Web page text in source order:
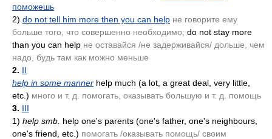
поможешь
2) do not tell him more then you can help не говорите ему
больше того, что совершенно необходимо; do not stay more
than you can help не оставайся /не задерживайся/ дольше, чем
надо, будь там как можно меньше
2. II
help in some manner help much (a lot, a great deal, very little,
etc.) много и т. д. помогать, оказывать большую и т. д. помощь
3. III
1) help smb. help one's parents (one's father, one's neighbours,
one's friend, etc.) помогать /оказывать помощь/ своим